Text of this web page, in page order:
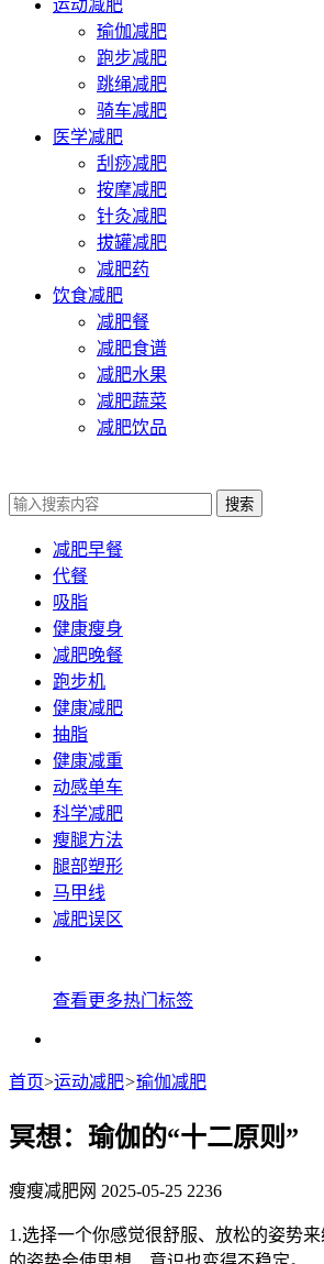
运动减肥
瑜伽减肥
跑步减肥
跳绳减肥
骑车减肥
医学减肥
刮痧减肥
按摩减肥
针灸减肥
拔罐减肥
减肥药
饮食减肥
减肥餐
减肥食谱
减肥水果
减肥蔬菜
减肥饮品
搜索
减肥早餐
代餐
吸脂
健康瘦身
减肥晚餐
跑步机
健康减肥
抽脂
健康减重
动感单车
科学减肥
瘦腿方法
腿部塑形
马甲线
减肥误区
查看更多热门标签
首页>运动减肥>瑜伽减肥
冥想：瑜伽的“十二原则”
瘦瘦减肥网 2025-05-25 2236
1.选择一个你感觉很舒服、放松的姿势